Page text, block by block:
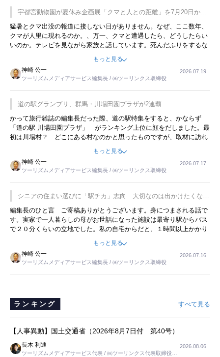
宇都宮動物園が夏休み企画展「クマと人との距離」を7月20日から
開催
猛暑とクマ出没の報道に接しない日がありません。なぜ、ここ数年、
クマが人里に現れるのか。、万一、クマと遭遇したら、どうしたらい
いのか。テレビを見ながら家族と話しています。死んだふりをするな
んてことは、冗談でもいえません。そんな中で、この企画展はタイム
もっと見る
神崎 公一
ツーリズムメディアサービス編集長 / ㈱ツーリンクス取締役
2026.07.19
道の駅グランプリ、群馬・川場田園プラザが2連覇
かって旅行雑誌の編集長だった際、道の駅特集をすると、かならず
「道の駅 川場田園プラザ」 がランキング上位に顔をだしました。最
初は川場村？ どこにある村なのかと思ったものですが、取材に訪れ
永井 彰一社長にインタビューしたら、興味深い話が次々が飛び出しま
した。プレゼンも巧みで、今でも思い出すことが２つあります。一つ
は、従業員に東京ディズニーランドを見学させ、サービス業、接客業
の何かを理解してもらっていることです。 もう一つは1800円もする
プレミアムヨーグルトを販売するにあたり、社内に懸念もあったそう
です。永井社長は、駐車場に都内ナンバーの高級外車が停まっている
ことに目をつけ、高級商品でも売れると確信したそうです。今回の記
事を懐かしく読みました。
もっと見る
神崎 公一
ツーリズムメディアサービス編集長 / ㈱ツーリンクス取締役
2026.07.17
シニアの住まい選びに「駅チカ」志向 大切なのは出かけたくなる
暮らし
編集長のひと言 ご寄稿ありがとうございます。身につまされる話で
す。実家で一人暮らしの母がお世話になった施設は最寄り駅からバス
で２０分くらいの立地でした。私の自宅からだと、１時間以上かかり
ました。母の住まいから近いという理由で、その施設を選択したので
すが、私と妹にとっては、半日仕事ででした。シニアの住まい選び
は、当人だけではなく、世話をする家族の足の便も考えない外池ない
と思いました。
もっと見る
神崎 公一
ツーリズムメディアサービス編集長 / ㈱ツーリンクス取締役
2026.07.16
ランキング すべて見る
【人事異動】国土交通省（2026年8月7日付 第40号）
長木 利通
ツーリズムメディアサービス代表 / ㈱ツーリンクス代表取締役社
2026.08.06